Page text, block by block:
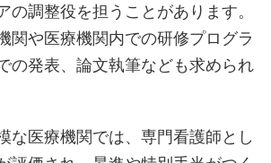
の調整役を担うことがあります。
関や医療機関内での研修プログラ
の発表、論文執筆なども求められ
な医療機関では、専門看護師とし